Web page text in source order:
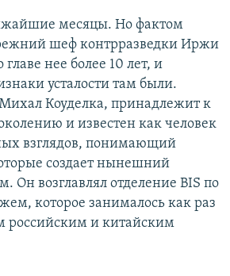
месяцы. Но фактом
шеф контрразведки Иржи
нее более 10 лет, и
усталости там были.
Коуделка, принадлежит к
и известен как человек
взглядов, понимающий
создает нынешний
Он возглавлял отделение BIS по
которое занималось как раз
российским и китайским